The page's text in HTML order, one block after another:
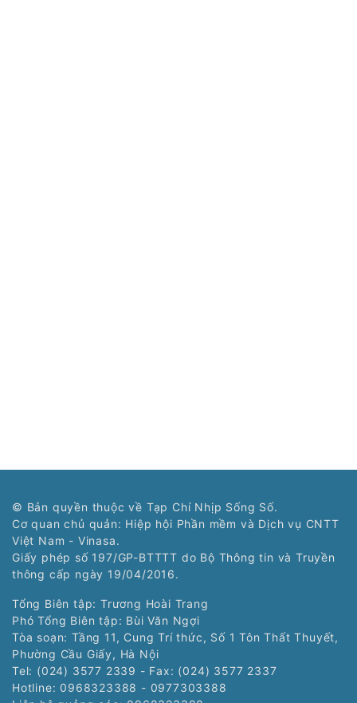
© Bản quyền thuộc về Tạp Chí Nhịp Sống Số.
Cơ quan chủ quản: Hiệp hội Phần mềm và Dịch vụ CNTT
Việt Nam - Vinasa.
Giấy phép số 197/GP-BTTTT do Bộ Thông tin và Truyền
thông cấp ngày 19/04/2016.
Tổng Biên tập: Trương Hoài Trang
Phó Tổng Biên tập: Bùi Văn Ngợi
Tòa soạn: Tầng 11, Cung Trí thức, Số 1 Tôn Thất Thuyết,
Phường Cầu Giấy, Hà Nội
Tel: (024) 3577 2339 - Fax: (024) 3577 2337
Hotline: 0968323388 - 0977303388